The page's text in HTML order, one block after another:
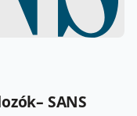
SANS